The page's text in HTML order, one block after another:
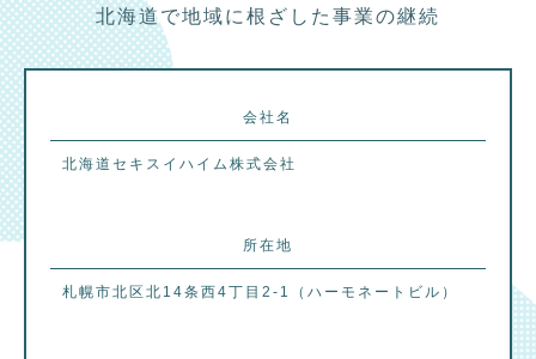
北海道で地域に根ざした事業の継続
会社名
北海道セキスイハイム株式会社
所在地
札幌市北区北14条西4丁目2-1（ハーモネートビル）